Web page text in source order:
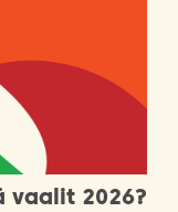
vaalit 2026?